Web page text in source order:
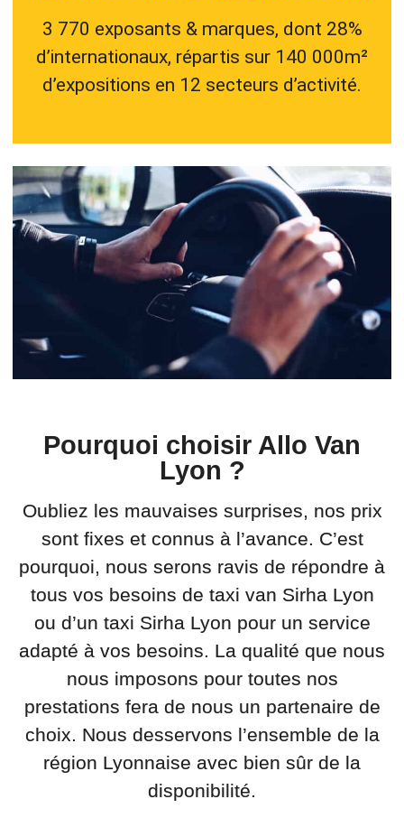
3 770 exposants & marques, dont 28%
d’internationaux, répartis sur 140 000m²
d’expositions en 12 secteurs d’activité.
Pourquoi choisir Allo Van
Lyon ?
Oubliez les mauvaises surprises, nos prix
sont fixes et connus à l’avance. C’est
pourquoi, nous serons ravis de répondre à
tous vos besoins de taxi van Sirha Lyon
ou d’un taxi Sirha Lyon pour un service
adapté à vos besoins. La qualité que nous
nous imposons pour toutes nos
prestations fera de nous un partenaire de
choix. Nous desservons l’ensemble de la
région Lyonnaise avec bien sûr de la
disponibilité.